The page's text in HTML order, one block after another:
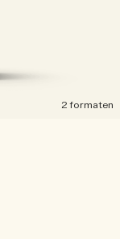
2 formaten